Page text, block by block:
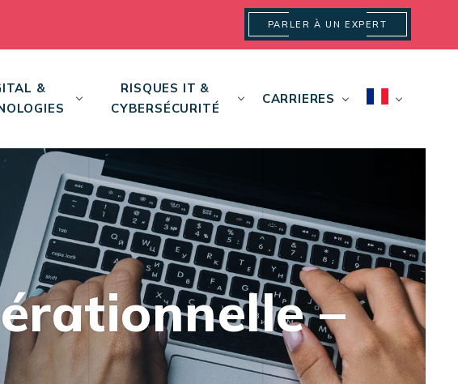
PARLER À UN EXPERT
&
RISQUES IT &
CYBERSÉCURITÉ
CARRIERES
–